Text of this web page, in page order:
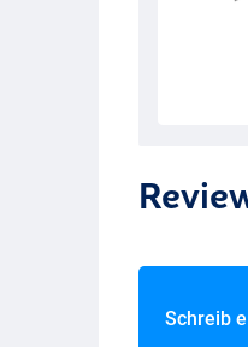
Schreib